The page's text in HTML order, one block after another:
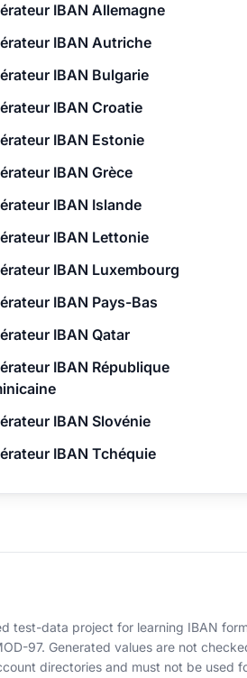
IBAN Allemagne
IBAN Autriche
IBAN Bulgarie
IBAN Croatie
IBAN Estonie
IBAN Grèce
IBAN Islande
IBAN Lettonie
IBAN Luxembourg
IBAN Pays-Bas
IBAN Qatar
IBAN République
IBAN Slovénie
IBAN Tchéquie
test-data project for learning IBAN
97. Generated values are not
directories and must not be used